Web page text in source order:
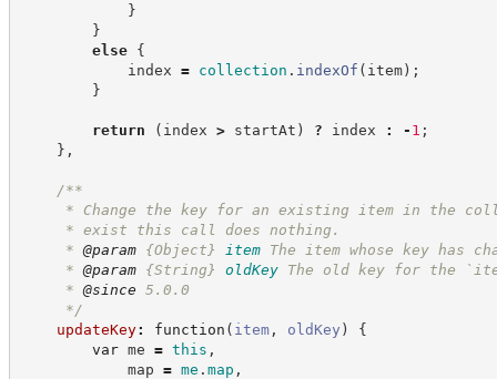
}
}
else
{
index = collection . indexOf ( item) ;
}
return ( index > startAt ) ? index : - 1 ;
} ,
/**
* Change the key for an existing item in the
* exist this call does nothing.
* @param {Object} item
The item whose key has
* @param {String} oldKey
The old key for the
* @since 5.0.0
*/
updateKey: function ( item, oldKey )
{
var me = this ,
map = me . map ,